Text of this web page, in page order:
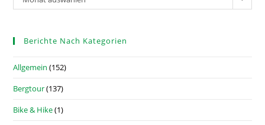
Berichte Nach Kategorien
Allgemein (152)
Bergtour(137)
Bike & Hike(1)